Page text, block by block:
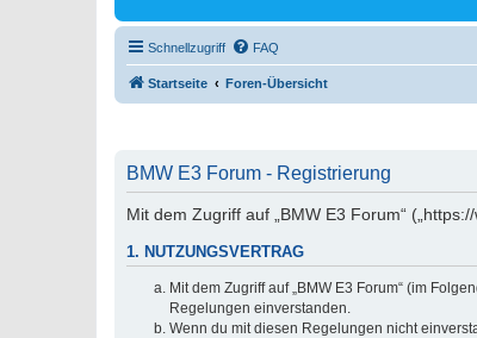
Schnellzugriff FAQ
Startseite Foren-Übersicht
BMW E3 Forum - Registrierung
Mit dem Zugriff auf „BMW E3 Forum“
1. NUTZUNGSVERTRAG
Mit dem Zugriff auf „BMW E3 Forum“ (im
Regelungen einverstanden.
Wenn du mit diesen Regelungen nicht